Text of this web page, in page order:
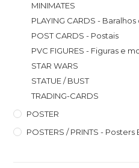
MINIMATES
PLAYING CARDS -
POST CARDS - Postais
PVC FIGURES - Figuras e
STAR WARS
STATUE / BUST
TRADING-CARDS
POSTER
POSTERS / PRINTS - Posters